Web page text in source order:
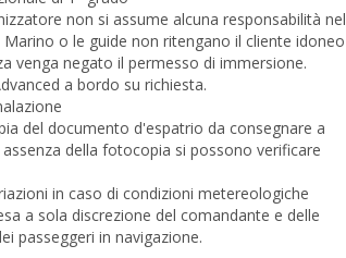
non si assume alcuna responsabilità nel
o le guide non ritengano il cliente idoneo
venga negato il permesso di immersione.
a bordo su richiesta.
del documento d'espatrio da consegnare a
della fotocopia si possono verificare
in caso di condizioni metereologiche
a sola discrezione del comandante e delle
passeggeri in navigazione.